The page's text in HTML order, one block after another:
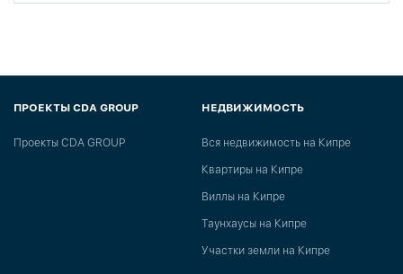
ПРОЕКТЫ CDA GROUP
Проекты CDA GROUP
НЕДВИЖИМОСТЬ
Вся недвижимость на Кипре
Квартиры на Кипре
Виллы на Кипре
Таунхаусы на Кипре
Участки земли на Кипре